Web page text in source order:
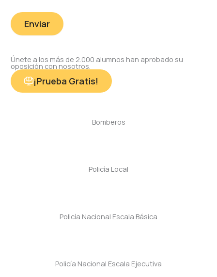
Únete a los más de 2.000 alumnos han aprobado su
oposición con nosotros.
¡Prueba Gratis!
Bomberos
Policía Local
Policía Nacional Escala Básica
Policía Nacional Escala Ejecutiva